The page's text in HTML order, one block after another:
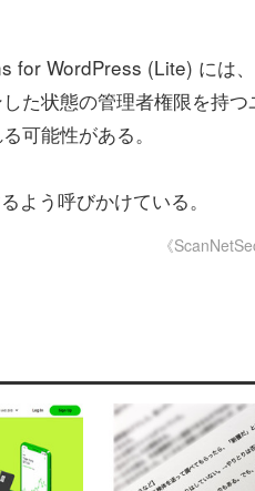
for WordPress (Lite) には
た状態の管理者権限を持つ
可能性がある。
よう呼びかけている。
《